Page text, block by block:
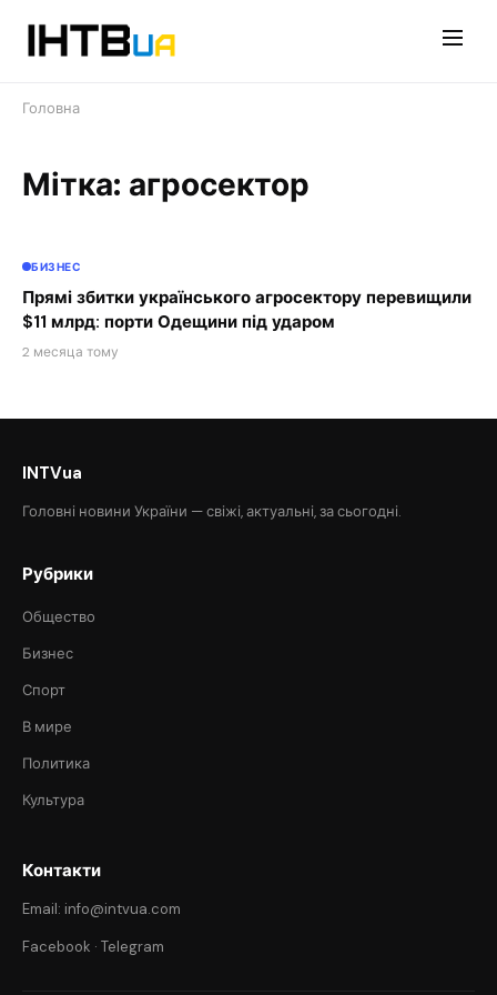
Головна
Мітка: агросектор
БИЗНЕС
Прямі збитки українського агросектору перевищили
$11 млрд: порти Одещини під ударом
2 месяца тому
INTVua
Головні новини України — свіжі, актуальні, за сьогодні.
Рубрики
Общество
Бизнес
Спорт
В мире
Политика
Культура
Контакти
Email: info@intvua.com
Facebook · Telegram